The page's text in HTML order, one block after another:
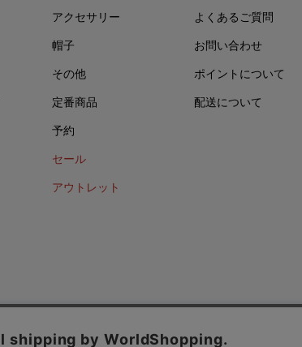
アクセサリー
帽子
その他
定番商品
予約
セール
アウトレット
よくあるご質問
お問い合わせ
ポイントについて
配送について